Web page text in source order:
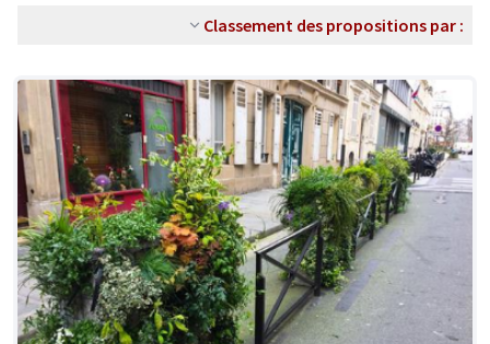
Classement des propositions par :